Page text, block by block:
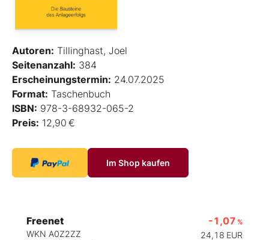
Autoren: Tillinghast, Joel
Seitenanzahl: 384
Erscheinungstermin: 24.07.2025
Format: Taschenbuch
ISBN: 978-3-68932-065-2
Preis: 12,90 €
Im Shop kaufen
Freenet
WKN A0Z2ZZ
-1,07 %
24,18 EUR